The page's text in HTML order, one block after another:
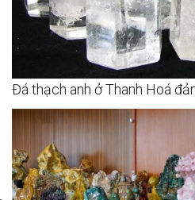
Đá thạch anh ở Thanh Hoá